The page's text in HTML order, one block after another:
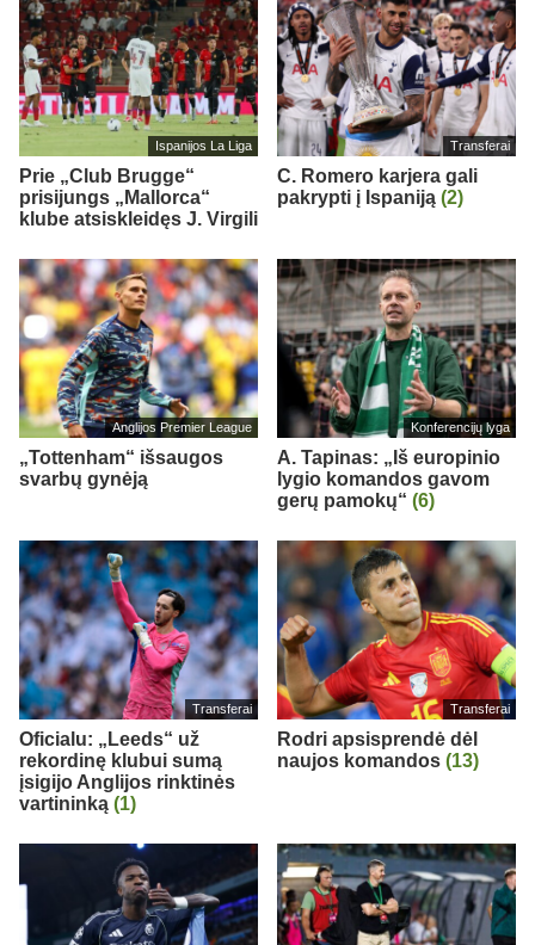
Ispanijos La Liga
Prie „Club Brugge“
prisijungs „Mallorca“
klube atsiskleidęs J. Virgili
Transferai
C. Romero karjera gali
pakrypti į Ispaniją (2)
Anglijos Premier League
„Tottenham“ išsaugos
svarbų gynėją
Konferencijų lyga
A. Tapinas: „Iš europinio
lygio komandos gavom
gerų pamokų“ (6)
Transferai
Oficialu: „Leeds“ už
rekordinę klubui sumą
įsigijo Anglijos rinktinės
vartininką (1)
Transferai
Rodri apsisprendė dėl
naujos komandos (13)